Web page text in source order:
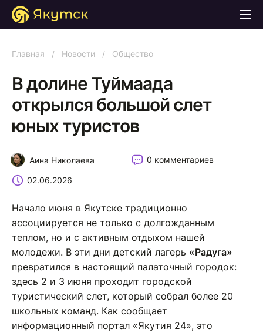
Главная / Новости / Общество
В долине Туймаада
открылся большой слет
юных туристов
Аина Николаева 0 комментариев
02.06.2026
Начало июня в Якутске традиционно
ассоциируется не только с долгожданным
теплом, но и с активным отдыхом нашей
молодежи. В эти дни детский лагерь «Радуга»
превратился в настоящий палаточный городок:
здесь 2 и 3 июня проходит городской
туристический слет, который собрал более 20
школьных команд. Как сообщает
информационный портал «Якутия 24», это